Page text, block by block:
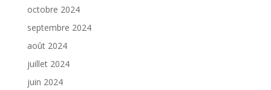
octobre 2024
septembre 2024
août 2024
juillet 2024
juin 2024